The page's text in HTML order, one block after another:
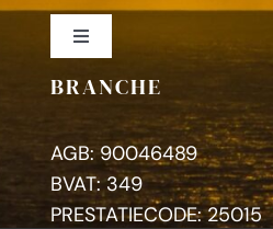
Toggle
Colofon
Privacybeleid
BRANCHE
AGB: 90046489
BVAT: 349
PRESTATIECODE: 25015